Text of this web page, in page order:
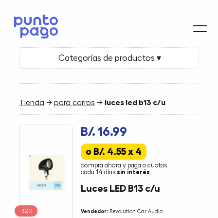
Categorías de productos ▾
Tienda →para carros → luces led b13 c/u
-32%
B/. 16.99
o B/. 4.55 x 4
compra ahora y paga a cuotas
cada 14 días sin interés
Luces LED B13 c/u
Vendedor: Revolution Car Audio